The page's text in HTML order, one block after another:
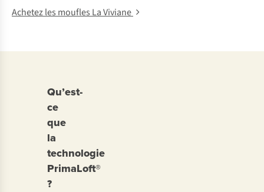
Achetez les moufles La Viviane
Qu’est-
ce
que
la
technologie
PrimaLoft®
?